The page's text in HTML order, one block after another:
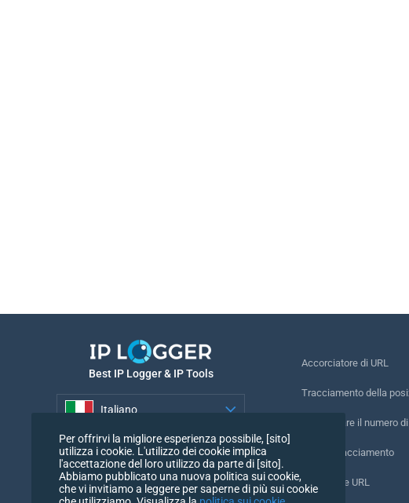
Best IP Logger & IP Tools
Italiano
Italiano
Accorciatore di URL
Tracciamento della
Rintracciare il numero
Pixel di tracciamento
Controllore URL
Per offrirvi la migliore esperienza possibile, [sito]
utilizza i cookie. L'utilizzo dei cookie implica
l'accettazione del loro utilizzo da parte di [sito].
Abbiamo pubblicato una nuova politica sui cookie,
che vi invitiamo a leggere per saperne di più sui cookie